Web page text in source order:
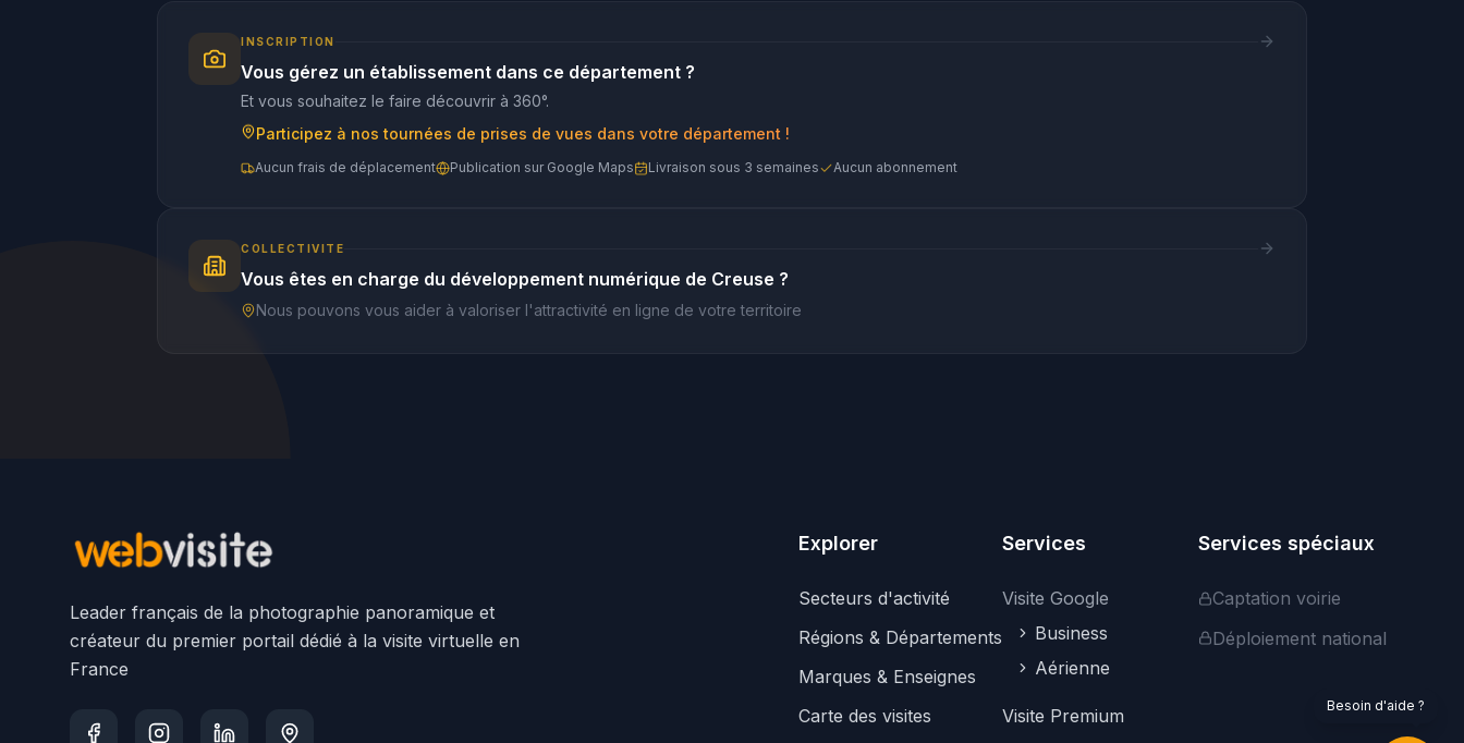
INSCRIPTION
Vous gérez un établissement dans ce département ?
Et vous souhaitez le faire découvrir à 360°.
Participez à nos tournées de prises de vues dans votre département !
Aucun frais de déplacement Publication sur Google Maps Livraison sous 3 semaines Aucun abonnement
COLLECTIVITE
Vous êtes en charge du développement numérique de Creuse ?
Nous pouvons vous aider à valoriser l'attractivité en ligne de votre territoire
Leader français de la photographie panoramique et
créateur du premier portail dédié à la visite virtuelle en
France
Explorer
Secteurs d'activité
Régions & Départements
Marques & Enseignes
Carte des visites
Services
Visite Google
Business
Aérienne
Visite Premium
Services spéciaux
Captation voirie
Déploiement national
Google Street View
Besoin d'aide ?